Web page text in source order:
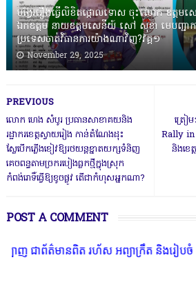
បង្វែររឿងធ្វើលិខិតថ្កោលទោស ចុះលោក ឧត្តម
ឯកឧត្តម នាយឧត្តមសេនីយ៍ សៅ សុខា មេបញ្ជាការ
ប្រទេសចាត់វិធានការយ៉ាងណាវិញ?វគ្គ១
November 29, 2025
ត្រៀ
Rally in
និងខេ
PREVIOUS
លោក ហេង សំបូរ ប្រធានសាខាគយនិង
រដ្ឋាករខេត្តស្វាយរៀង កាន់តំណែងដុះ
ស្លែបើកភ្លើងខៀវឱ្យរថយន្តខ្នាតយក្សទំនិញ
គេចពន្ធតាមច្រករបៀងធ្លកថ្មីក្នុងស្រុក
កំពង់រោទិ៍ធ្វើឱ្យខូចផ្លូវ តើជាកំហុសអ្នកណា?
POST A COMMENT
មានពិត រហ័ស អព្យាក្រឹត និងរៀបចំ ជ្រើសរើ